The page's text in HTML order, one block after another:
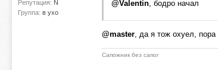
Репутация: N
Группа: в ухо
@Valentin, бодро начал
@master, да я тож охуел, пора
Сапожник без сапог